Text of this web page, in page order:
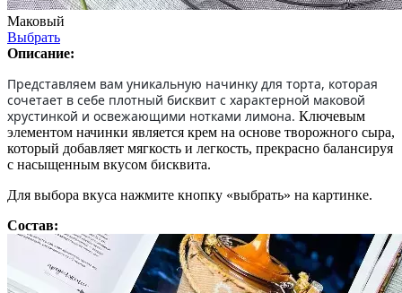
Маковый
Выбрать
Описание:
Представляем вам уникальную начинку для торта, которая
сочетает в себе плотный бисквит с характерной маковой
хрустинкой и освежающими нотками лимона. Ключевым
элементом начинки является крем на основе творожного сыра,
который добавляет мягкость и легкость, прекрасно балансируя
с насыщенным вкусом бисквита.
Для выбора вкуса нажмите кнопку «выбрать» на картинке.
Состав: